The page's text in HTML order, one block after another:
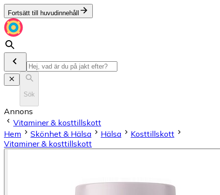
Fortsätt till huvudinnehåll
Sök
Annons
Vitaminer & kosttillskott
Hem
Skönhet & Hälsa Hälsa
Kosttillskott
Vitaminer & kosttillskott